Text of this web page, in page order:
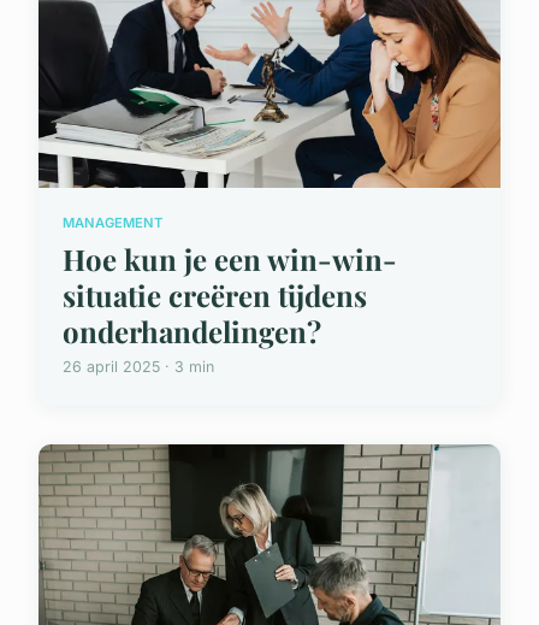
MANAGEMENT
Hoe kun je een win-win-
situatie creëren tijdens
onderhandelingen?
26 april 2025 · 3 min